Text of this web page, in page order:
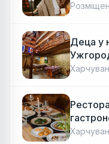
Деца у